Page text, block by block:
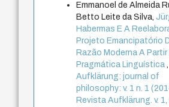
Emmanoel de Almeida
Betto Leite da Silva,
Habermas E A
Projeto Emancipatório
Razão Moderna A Partir
Pragmática Linguística,
Aufklärung: journal of
philosophy: v. 1 n. 1
Revista Aufklärung. v. 1,